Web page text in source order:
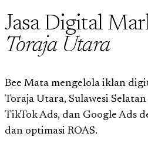
Jasa Digital
Toraja Utara
Bee Mata mengelola iklan
Toraja Utara, Sulawesi
TikTok Ads, dan Google Ads
dan optimasi ROAS.